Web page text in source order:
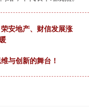
安地产、财信发展涨
与创新的舞台！